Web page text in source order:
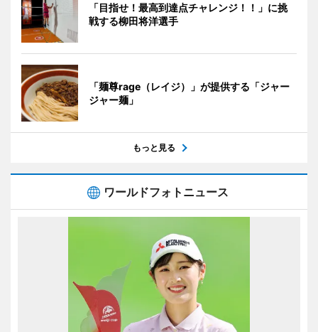
「目指せ！最高到達点チャレンジ！！」に挑
戦する柳田将洋選手
「麺尊rage（レイジ）」が提供する「ジャー
ジャー麺」
もっと見る
ワールドフォトニュース